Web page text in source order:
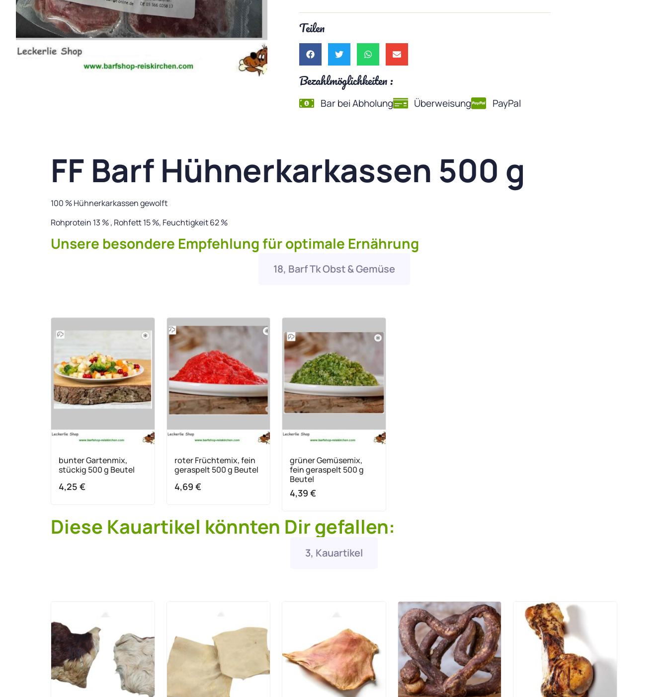
Teilen
Bezahlmöglichkeiten :
Bar bei Abholung Überweisung PayPal
FF Barf Hühnerkarkassen 500 g
100 % Hühnerkarkassen gewolft
Rohprotein 13 % , Rohfett 15 %, Feuchtigkeit 62 %
Unsere besondere Empfehlung für optimale Ernährung
18, Barf Tk Obst & Gemüse
bunter Gartenmix,
stückig 500 g Beutel
4,25€
roter Früchtemix, fein
geraspelt 500 g Beutel
4,69 €
grüner Gemüsemix,
fein geraspelt 500 g
Beutel
4,39€
Diese Kauartikel könnten Dir gefallen:
3, Kauartikel